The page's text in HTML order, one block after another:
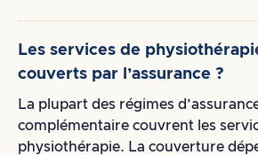
Les services de
couverts par l’assurance ?
La plupart des régimes
complémentaire couvrent les
physiothérapie. La couverture